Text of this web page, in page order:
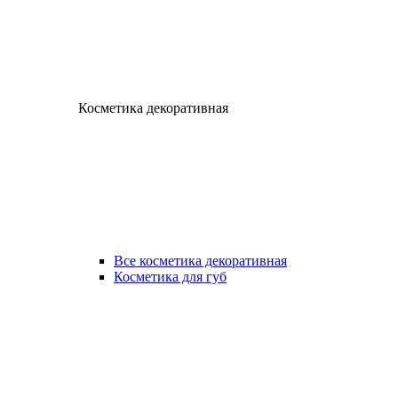
Косметика декоративная
Все косметика декоративная
Косметика для губ